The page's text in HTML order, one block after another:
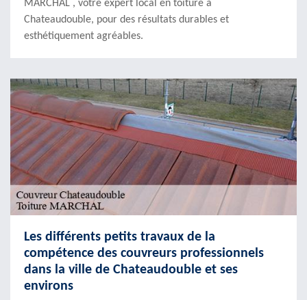
MARCHAL , votre expert local en toiture à
Chateaudouble, pour des résultats durables et
esthétiquement agréables.
Les différents petits travaux de la
compétence des couvreurs professionnels
dans la ville de Chateaudouble et ses
environs